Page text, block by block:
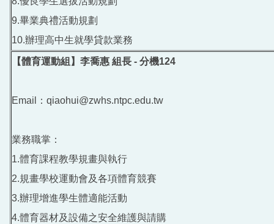
9.畢業典禮活動規劃
10.辦理高中生就學貸款業務
【體育運動組】李喬惠 組長 - 分機124
Email：qiaohui@zwhs.ntpc.edu.tw
業務職掌：
1.體育課程教學規畫與執行
2.規畫學校運動會及各項體育競賽
3.辦理增進學生體適能活動
4.體育器材及設備之安全維護與請購